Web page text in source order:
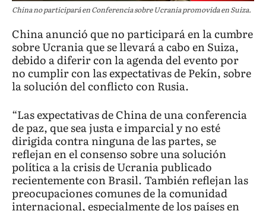
China no participará en Conferencia sobre Ucrania promovida en Suiza.
China anunció que no participará en la cumbre
sobre Ucrania que se llevará a cabo en Suiza,
debido a diferir con la agenda del evento por
no cumplir con las expectativas de Pekín, sobre
la solución del conflicto con Rusia.
“Las expectativas de China de una conferencia
de paz, que sea justa e imparcial y no esté
dirigida contra ninguna de las partes, se
reflejan en el consenso sobre una solución
política a la crisis de Ucrania publicado
recientemente con Brasil. También reflejan las
preocupaciones comunes de la comunidad
internacional, especialmente de los países en